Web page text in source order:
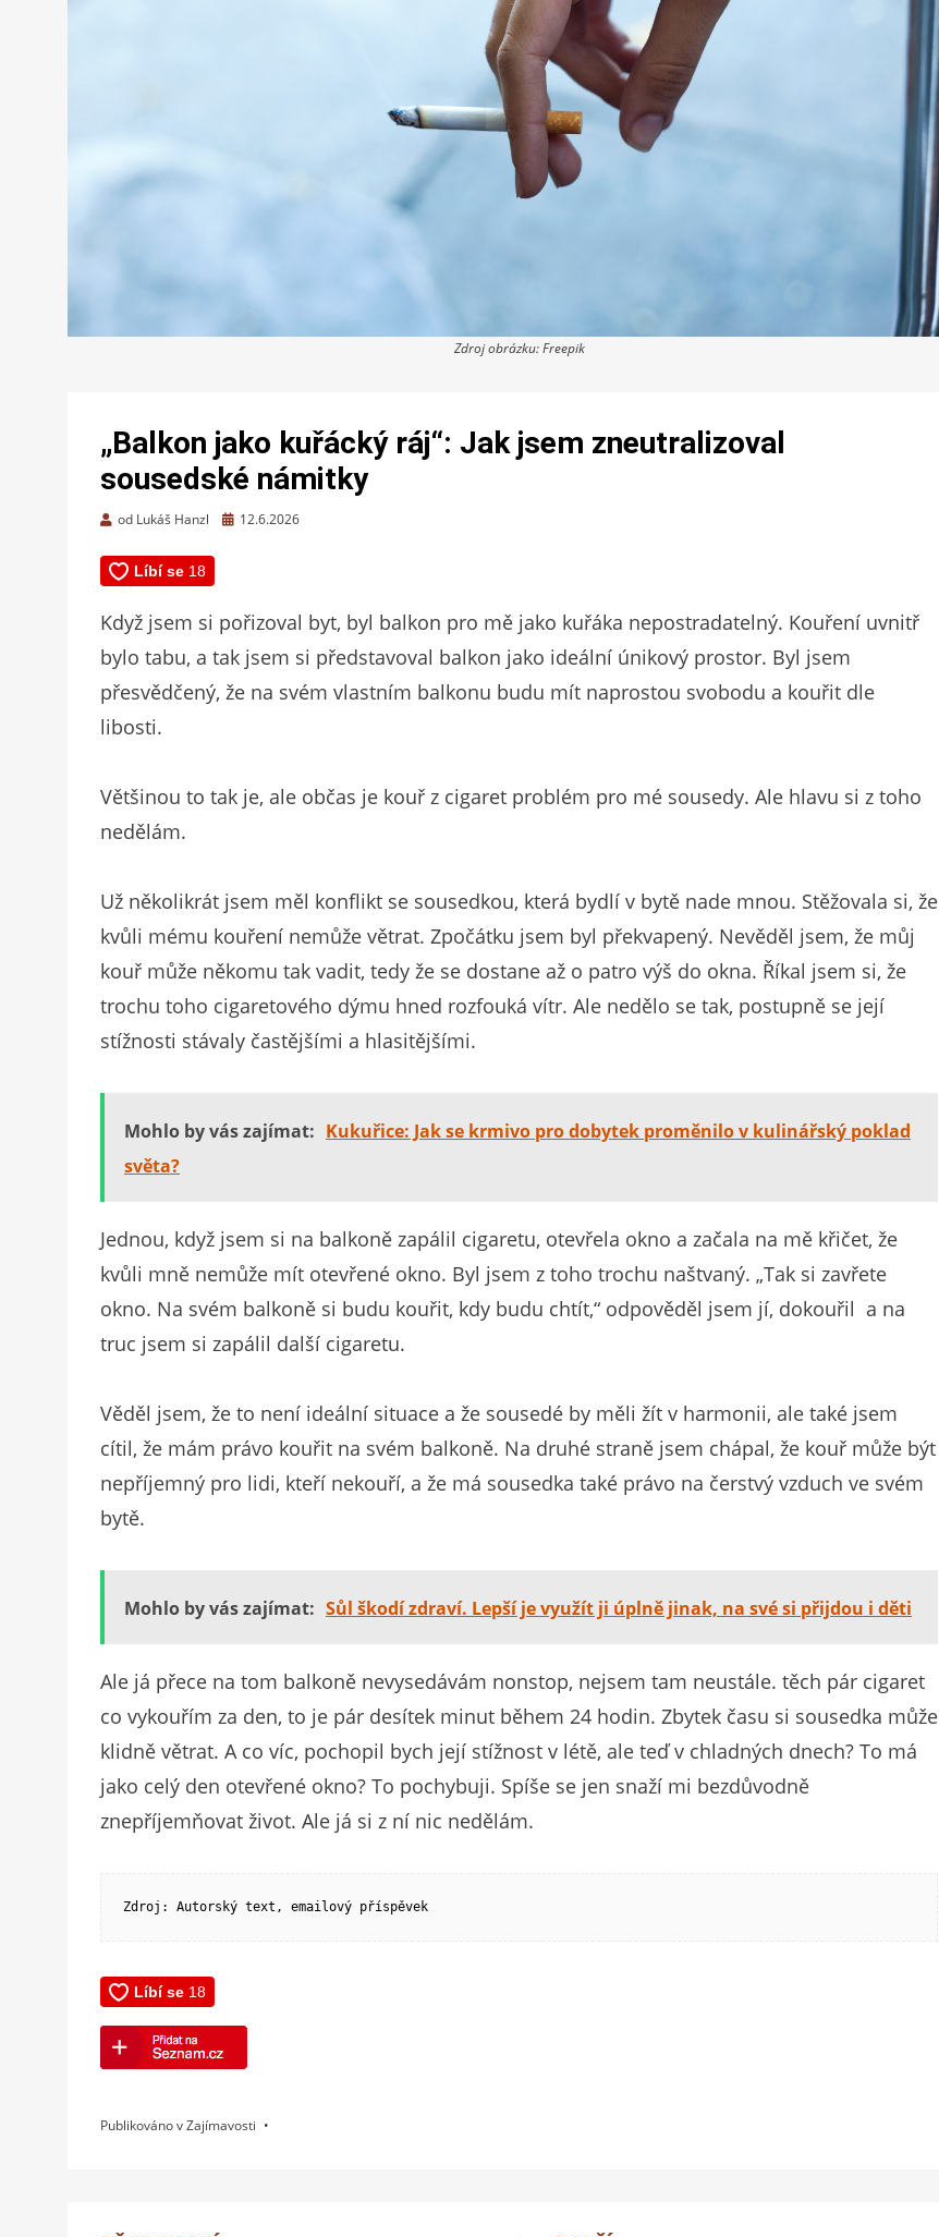
Zdroj obrázku: Freepik
„Balkon jako kuřácký ráj“: Jak jsem zneutralizoval
sousedské námitky
od Lukáš Hanzl
Zveřejněno
12.6.2026
Když jsem si pořizoval byt, byl balkon pro mě jako kuřáka nepostradatelný. Kouření uvnitř
bylo tabu, a tak jsem si představoval balkon jako ideální únikový prostor. Byl jsem
přesvědčený, že na svém vlastním balkonu budu mít naprostou svobodu a kouřit dle
libosti.
Většinou to tak je, ale občas je kouř z cigaret problém pro mé sousedy. Ale hlavu si z toho
nedělám.
Už několikrát jsem měl konflikt se sousedkou, která bydlí v bytě nade mnou. Stěžovala si, že
kvůli mému kouření nemůže větrat. Zpočátku jsem byl překvapený. Nevěděl jsem, že můj
kouř může někomu tak vadit, tedy že se dostane až o patro výš do okna. Říkal jsem si, že
trochu toho cigaretového dýmu hned rozfouká vítr. Ale nedělo se tak, postupně se její
stížnosti stávaly častějšími a hlasitějšími.
Mohlo by vás zajímat: Kukuřice: Jak se krmivo pro dobytek proměnilo v kulinářský poklad
světa?
Jednou, když jsem si na balkoně zapálil cigaretu, otevřela okno a začala na mě křičet, že
kvůli mně nemůže mít otevřené okno. Byl jsem z toho trochu naštvaný. „Tak si zavřete
okno. Na svém balkoně si budu kouřit, kdy budu chtít,“ odpověděl jsem jí, dokouřil a na
truc jsem si zapálil další cigaretu.
Věděl jsem, že to není ideální situace a že sousedé by měli žít v harmonii, ale také jsem
cítil, že mám právo kouřit na svém balkoně. Na druhé straně jsem chápal, že kouř může být
nepříjemný pro lidi, kteří nekouří, a že má sousedka také právo na čerstvý vzduch ve svém
bytě.
Mohlo by vás zajímat: Sůl škodí zdraví. Lepší je využít ji úplně jinak, na své si přijdou i děti
Ale já přece na tom balkoně nevysedávám nonstop, nejsem tam neustále. těch pár cigaret
co vykouřím za den, to je pár desítek minut během 24 hodin. Zbytek času si sousedka může
klidně větrat. A co víc, pochopil bych její stížnost v létě, ale teď v chladných dnech? To má
jako celý den otevřené okno? To pochybuji. Spíše se jen snaží mi bezdůvodně
znepříjemňovat život. Ale já si z ní nic nedělám.
Zdroj: Autorský text, emailový příspěvek
Publikováno vZajímavosti